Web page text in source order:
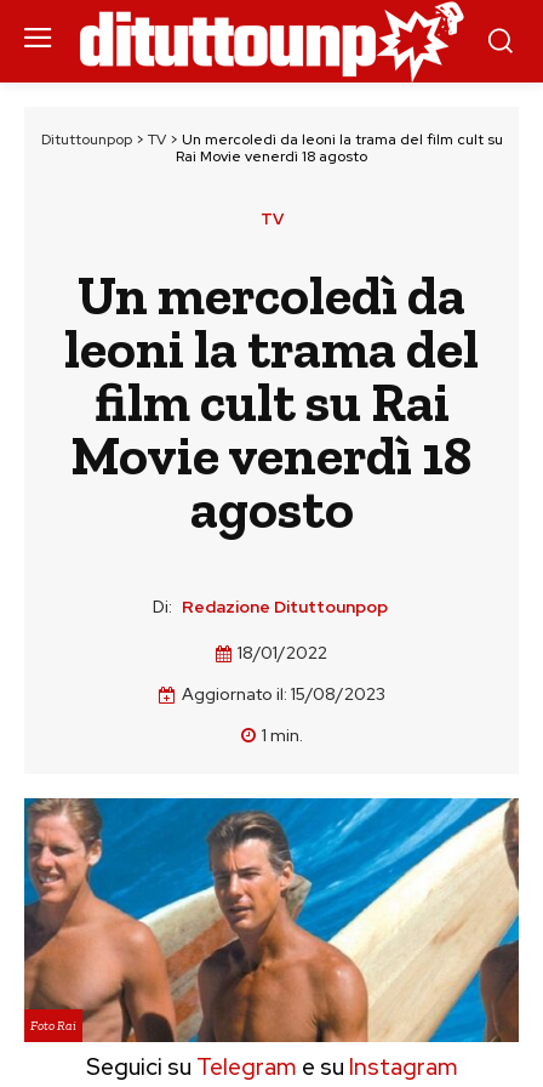
Dituttounpop> TV> Un mercoledì da leoni la trama del film cult su
Rai Movie venerdì 18 agosto
TV
Un mercoledì da
leoni la trama del
film cult su Rai
Movie venerdì 18
agosto
Di: Redazione Dituttounpop
18/01/2022
Aggiornato il: 15/08/2023
1 min.
Foto Rai
Seguici su Telegram e su Instagram